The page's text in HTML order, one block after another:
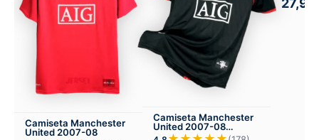
Camiseta Manchester
United 2007-08
Camiseta Manchester
United 2007-08
Visitante
27,99